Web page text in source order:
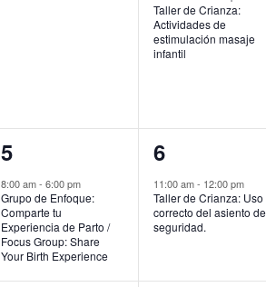
Taller de Crianza:
Actividades de
estimulación masaje
infantil
1
evento,
5
8:00 am- 6:00 pm
Grupo de Enfoque:
Comparte tu
Experiencia de Parto /
Focus Group: Share
Your Birth Experience
1
evento,
6
11:00 am- 12:00 pm
Taller de Crianza: Uso
correcto del asiento de
seguridad.